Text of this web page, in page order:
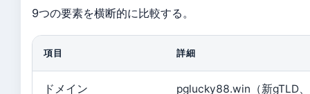
9つの要素を横断的に比較する。
項目 詳細
ドメイン pglucky88.win（新gTLD